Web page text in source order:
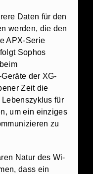
Daten für den
werden, die den
APX-Serie
Sophos
der XG-
Zeit die
für
um ein einziges
zu
Natur des Wi-
dass ein